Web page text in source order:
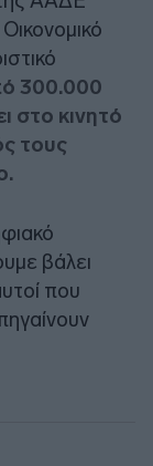
300.000
στο κινητό
τους
βάλει
που